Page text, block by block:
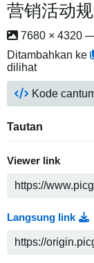
营销活动
7680 × 4320
Ditambahkan ke
dilihat
Kode
Tautan
Viewer link
Langsung link